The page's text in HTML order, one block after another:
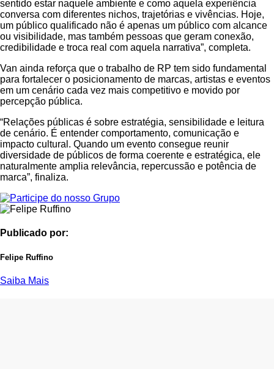
sentido estar naquele ambiente e como aquela experiência
conversa com diferentes nichos, trajetórias e vivências. Hoje,
um público qualificado não é apenas um público com alcance
ou visibilidade, mas também pessoas que geram conexão,
credibilidade e troca real com aquela narrativa”, completa.
Van ainda reforça que o trabalho de RP tem sido fundamental
para fortalecer o posicionamento de marcas, artistas e eventos
em um cenário cada vez mais competitivo e movido por
percepção pública.
“Relações públicas é sobre estratégia, sensibilidade e leitura
de cenário. É entender comportamento, comunicação e
impacto cultural. Quando um evento consegue reunir
diversidade de públicos de forma coerente e estratégica, ele
naturalmente amplia relevância, repercussão e potência de
marca”, finaliza.
Publicado por:
Felipe Ruffino
Saiba Mais